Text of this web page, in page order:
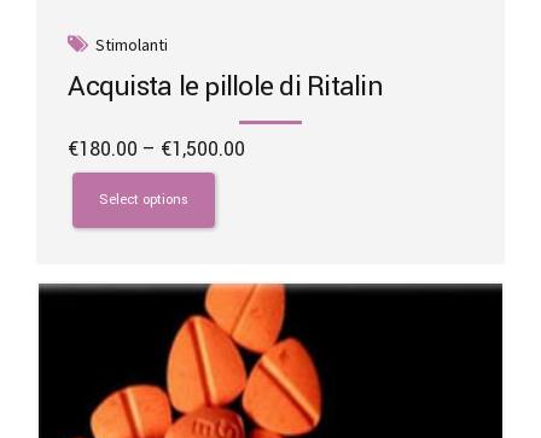
Stimolanti
Acquista le pillole di Ritalin
€180.00 – €1,500.00
Select options
This
product
has
chosen